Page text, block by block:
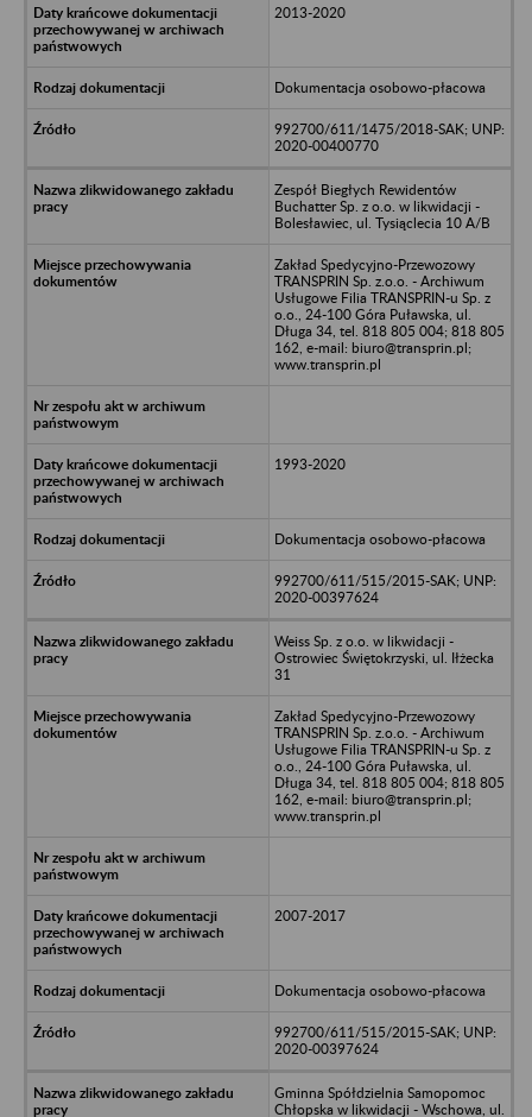
2013-2020
Dokumentacja osobowo-płacowa
992700/611/1475/2018-SAK; UNP:
2020-00400770
Zespół Biegłych Rewidentów
Buchatter Sp. z o.o. w likwidacji -
Bolesławiec, ul. Tysiąclecia 10 A/B
Zakład Spedycyjno-Przewozowy
TRANSPRIN Sp. z.o.o. - Archiwum
Usługowe Filia TRANSPRIN-u Sp. z
o.o., 24-100 Góra Puławska, ul.
Długa 34, tel. 818 805 004; 818 805
162, e-mail: biuro@transprin.pl;
www.transprin.pl
1993-2020
Dokumentacja osobowo-płacowa
992700/611/515/2015-SAK; UNP:
2020-00397624
Weiss Sp. z o.o. w likwidacji -
Ostrowiec Świętokrzyski, ul. Iłżecka
31
Zakład Spedycyjno-Przewozowy
TRANSPRIN Sp. z.o.o. - Archiwum
Usługowe Filia TRANSPRIN-u Sp. z
o.o., 24-100 Góra Puławska, ul.
Długa 34, tel. 818 805 004; 818 805
162, e-mail: biuro@transprin.pl;
www.transprin.pl
2007-2017
Dokumentacja osobowo-płacowa
992700/611/515/2015-SAK; UNP:
2020-00397624
Gminna Spółdzielnia Samopomoc
Chłopska w likwidacji - Wschowa, ul.